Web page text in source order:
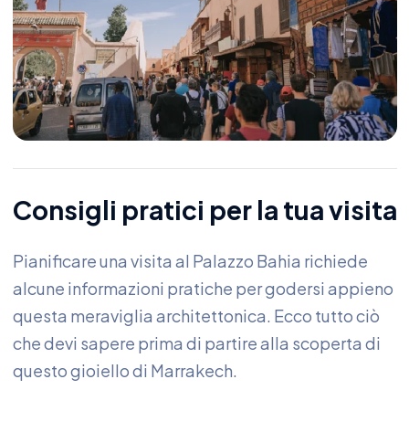
Consigli pratici per la tua visita
Pianificare una visita al Palazzo Bahia richiede
alcune informazioni pratiche per godersi appieno
questa meraviglia architettonica. Ecco tutto ciò
che devi sapere prima di partire alla scoperta di
questo gioiello di Marrakech.